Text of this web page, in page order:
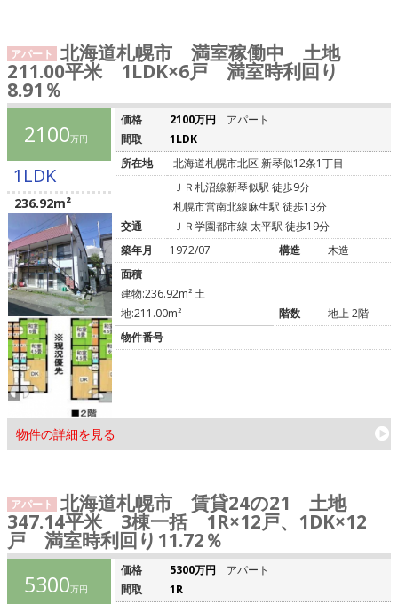
アパート 北海道札幌市 満室稼働中 土地
211.00平米 1LDK×6戸 満室時利回り
8.91％
2100万円
1LDK
236.92m²
物件の詳細を見る
価格 2100万円
アパート
間取
1LDK
所在地
北海道札幌市北区 新琴似12条1丁目
交通
ＪＲ札沼線新琴似駅 徒歩9分
札幌市営南北線麻生駅 徒歩13分
ＪＲ学園都市線 太平駅 徒歩19分
築年月
1972/07 構造
木造
面積
建物:236.92m² 土
地:211.00m²
階数
地上 2階
物件番号
アパート 北海道札幌市 賃貸24の21 土地
347.14平米 3棟一括 1R×12戸、1DK×12
戸 満室時利回り11.72％
5300万円
価格 5300万円
アパート
間取
1R